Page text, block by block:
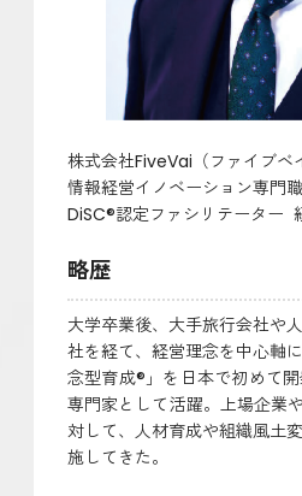
株式会社FiveVai（ファイブベ
情報経営イノベーション専門
DiSC®認定ファシリテーター
略歴
大学卒業後、大手旅行会社や
社を経て、経営理念を中心軸
念型育成®」を日本で初めて
専門家として活躍。上場企業
対して、人材育成や組織風土
施してきた。